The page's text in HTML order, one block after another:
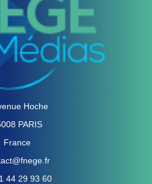
Hoche
PARIS
France
44 29 93 60